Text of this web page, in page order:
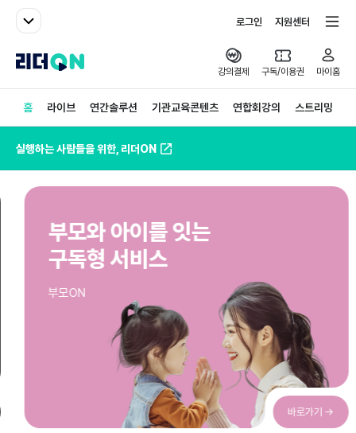
패밀리사이트
로그인 지원센터
리더ON
강의결제 구독/이용권 마이홈
홈 라이브 연간솔루션 기관교육콘텐츠 연합회강의 스트리밍
실행하는 사람들을 위한, 리더ON
부모와 아이를 잇는
구독형 서비스
부모ON
바로가기 →